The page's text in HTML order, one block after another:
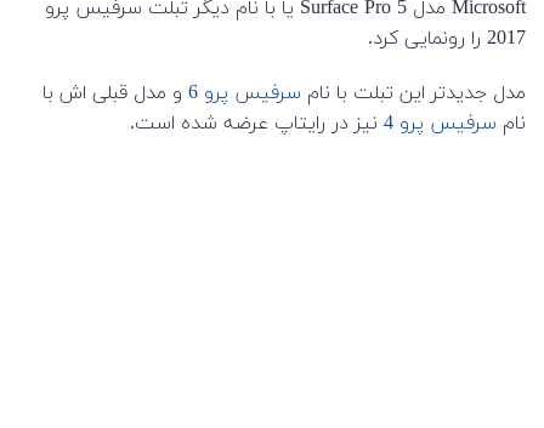
Microsoft مدل Surface Pro 5 یا با نام دیگر تبلت سرفیس پرو
2017 را رونمایی کرد.
مدل جدیدتر این تبلت با نام سرفیس پرو 6
و مدل قبلی اش با
نام سرفیس پرو 4 نیز در رایتاپ عرضه شده است.